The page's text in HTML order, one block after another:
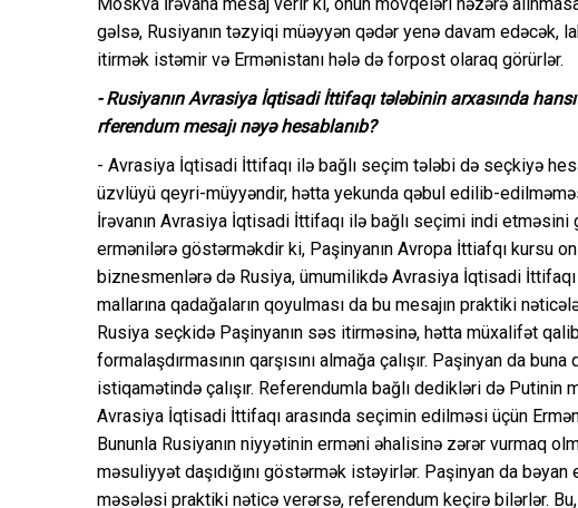
gəlsə, Rusiyanın təzyiqi müəyyən qədər yenə davam edəcək,
itirmək istəmir və Ermənistanı hələ də forpost olaraq görürlər.
- Rusiyanın Avrasiya İqtisadi İttifaqı tələbinin arxasında
rferendum mesajı nəyə hesablanıb?
- Avrasiya İqtisadi İttifaqı ilə bağlı seçim tələbi də seçkiyə
üzvlüyü qeyri-müyyəndir, hətta yekunda qəbul edilib-
İrəvanın Avrasiya İqtisadi İttifaqı ilə bağlı seçimi indi
ermənilərə göstərməkdir ki, Paşinyanın Avropa İttiafqı kursu
biznesmenlərə də Rusiya, ümumilikdə Avrasiya İqtisadi İttifaqı
mallarına qadağaların qoyulması da bu mesajın praktiki
Rusiya seçkidə Paşinyanın səs itirməsinə, hətta müxalifət
formalaşdırmasının qarşısını almağa çalışır. Paşinyan da
istiqamətində çalışır. Referendumla bağlı dedikləri də Putinin
Avrasiya İqtisadi İttifaqı arasında seçimin edilməsi üçün
Bununla Rusiyanın niyyətinin erməni əhalisinə zərər vurmaq
məsuliyyət daşıdığını göstərmək istəyirlər. Paşinyan da
məsələsi praktiki nəticə verərsə, referendum keçirə bilərlər.